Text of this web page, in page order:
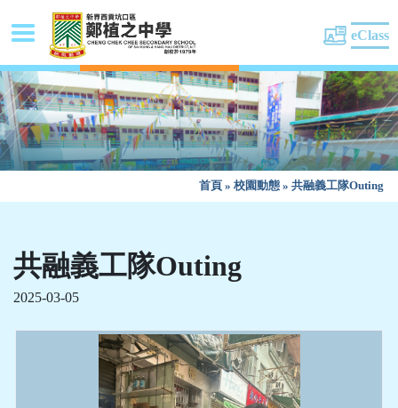
eClass
首頁 » 校園動態 » 共融義工隊Outing
共融義工隊Outing
2025-03-05